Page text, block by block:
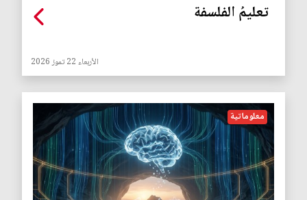
تعليمُ الفلسفة
الأربعاء 22 تموز 2026
معلوماتية